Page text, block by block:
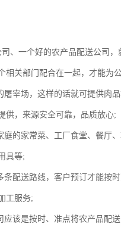
、一个好的农产品配送公司
关部门配合在一起，才能为
宰场，这样的话就可提供肉
供，来源安全可靠，品质放心;
的家常菜、工厂食堂、餐厅
具等;
配送路线，客户预订才能按
工服务;
该是按时、准点将农产品配